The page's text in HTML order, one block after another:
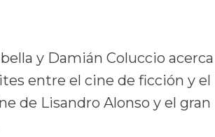
y Damián Coluccio acerca
entre el cine de ficción y el
de Lisandro Alonso y el gran